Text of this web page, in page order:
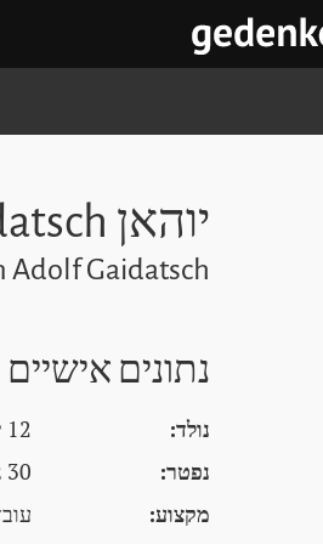
יוהאן Gaidatsch
Adolf Gaidatsch
נתונים אישיים
נולד:
12 יוני 1903, וינה וינה וינה
נפטר:
30 נובמבר 1973, וינה וינה וינה
מקצוע: